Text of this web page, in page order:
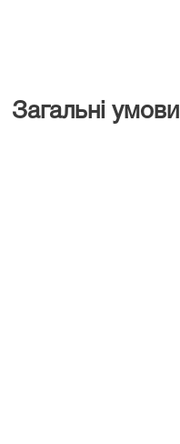
Загальні умови